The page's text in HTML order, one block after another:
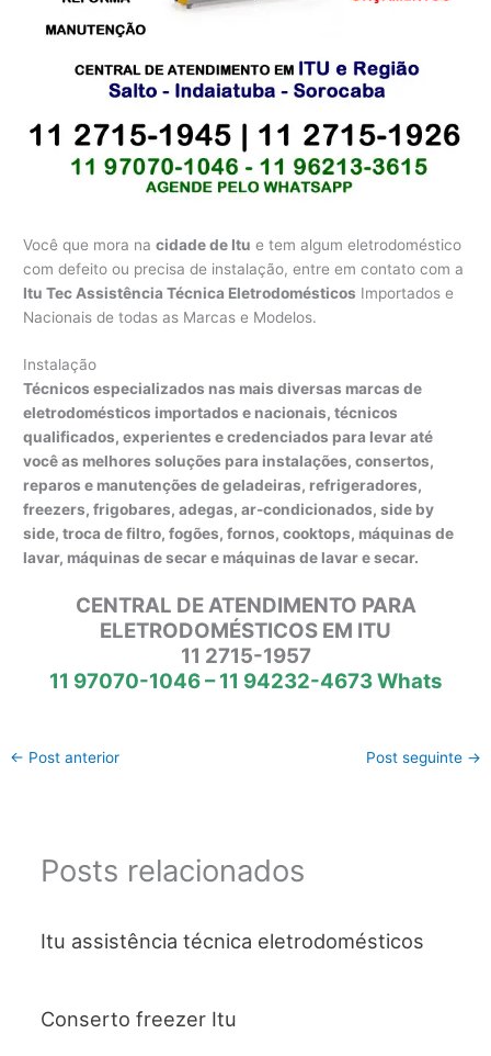
Você que mora nacidade de Itu e tem algum eletrodoméstico
com defeito ou precisa de instalação, entre em contato com a
Itu Tec Assistência Técnica Eletrodomésticos Importados e
Nacionais de todas as Marcas e Modelos.
Instalação
Técnicos especializados nas mais diversas marcas de
eletrodomésticos importados e nacionais, técnicos
qualificados, experientes e credenciados para levar até
você as melhores soluções para instalações, consertos,
reparos e manutenções de geladeiras, refrigeradores,
freezers, frigobares, adegas, ar-condicionados, side by
side, troca de filtro, fogões, fornos, cooktops, máquinas de
lavar, máquinas de secar e máquinas de lavar e secar.
CENTRAL DE ATENDIMENTO PARA
ELETRODOMÉSTICOS EM ITU
11 2715-1957
11 97070-1046 – 11 94232-4673 Whats
← Post anterior Post seguinte →
Posts relacionados
Itu assistência técnica eletrodomésticos
Conserto freezer Itu